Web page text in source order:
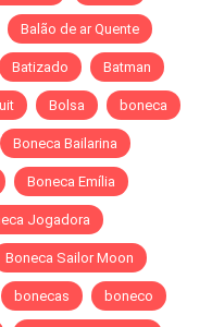
Balão de ar Quente
Batizado Batman
Bolsa boneca
Boneca Bailarina
Boneca Emília
Jogadora
Boneca Sailor Moon
bonecas boneco